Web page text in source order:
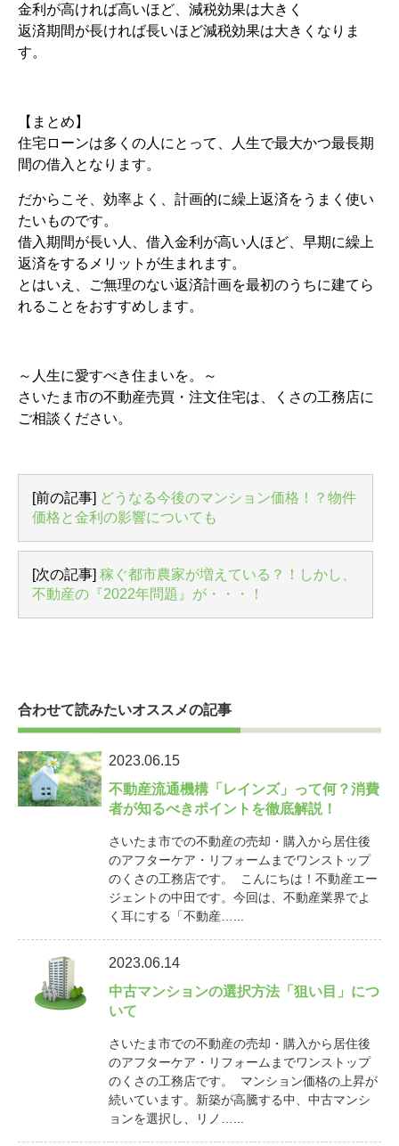
金利が高ければ高いほど、減税効果は大きく
返済期間が長ければ長いほど減税効果は大きくなりま
す。
【まとめ】
住宅ローンは多くの人にとって、人生で最大かつ最長期
間の借入となります。
だからこそ、効率よく、計画的に繰上返済をうまく使い
たいものです。
借入期間が長い人、借入金利が高い人ほど、早期に繰上
返済をするメリットが生まれます。
とはいえ、ご無理のない返済計画を最初のうちに建てら
れることをおすすめします。
～人生に愛すべき住まいを。～
さいたま市の不動産売買・注文住宅は、くさの工務店に
ご相談ください。
[前の記事] どうなる今後のマンション価格！？物件
価格と金利の影響についても
[次の記事] 稼ぐ都市農家が増えている？！しかし、
不動産の『2022年問題』が・・・！
合わせて読みたいオススメの記事
2023.06.15
不動産流通機構「レインズ」って何？消費
者が知るべきポイントを徹底解説！
さいたま市での不動産の売却・購入から居住後
のアフターケア・リフォームまでワンストップ
のくさの工務店です。 こんにちは！不動産エー
ジェントの中田です。今回は、不動産業界でよ
く耳にする「不動産…...
2023.06.14
中古マンションの選択方法「狙い目」につ
いて
さいたま市での不動産の売却・購入から居住後
のアフターケア・リフォームまでワンストップ
のくさの工務店です。 マンション価格の上昇が
続いています。新築が高騰する中、中古マンシ
ョンを選択し、リノ…...